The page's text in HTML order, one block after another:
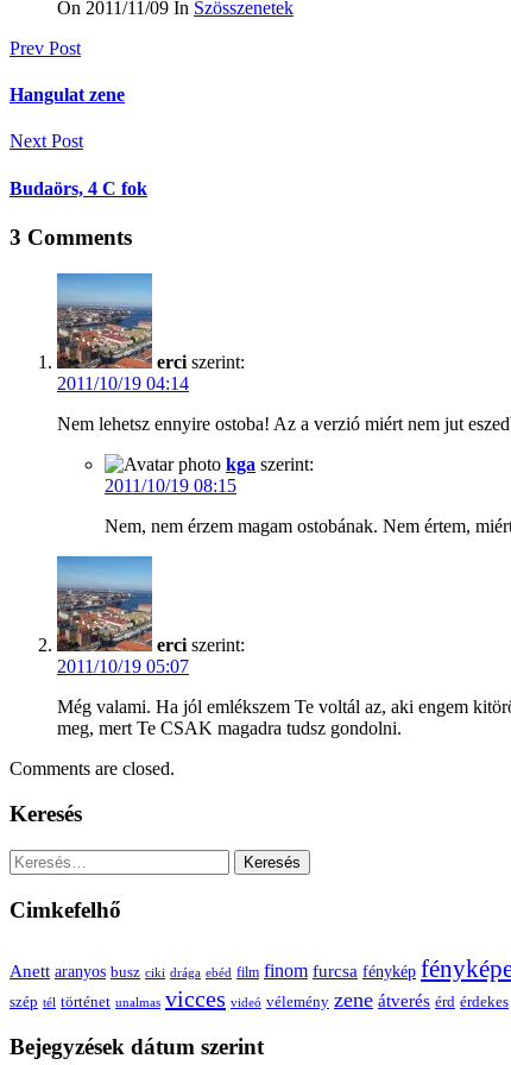
On 2011/11/09 In Szösszenetek
Bejegyzés
navigáció
Prev Post
Hangulat zene
Next Post
Budaörs, 4 C fok
3 Comments
erci szerint:
2011/10/19 04:14
Nem lehetsz ennyire ostoba! Az a verzió miért nem jut
kga szerint:
2011/10/19 08:15
Nem, nem érzem magam ostobának. Nem értem,
erci szerint:
2011/10/19 05:07
Még valami. Ha jól emlékszem Te voltál az, aki engem
meg, mert Te CSAK magadra tudsz gondolni.
Comments are closed.
Keresés
Keresés:
Cimkefelhő
Anett aranyos busz ciki drága ebéd film finom furcsa fénykép
szép tél történet unalmas vicces videó vélemény zene átverés érd érdekes
Bejegyzések dátum szerint